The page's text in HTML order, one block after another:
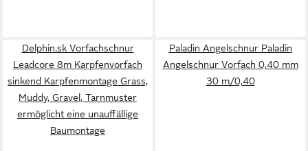
Delphin.sk Vorfachschnur
Leadcore 8m Karpfenvorfach
sinkend Karpfenmontage Grass,
Muddy, Gravel, Tarnmuster
ermöglicht eine unauffällige
Baumontage
Paladin Angelschnur Paladin
Angelschnur Vorfach 0,40 mm
30 m/0,40